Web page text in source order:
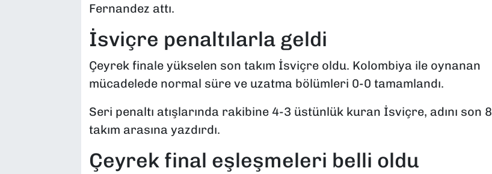
Fernandez attı.
İsviçre penaltılarla geldi
Çeyrek finale yükselen son takım İsviçre oldu. Kolombiya ile oynanan
mücadelede normal süre ve uzatma bölümleri 0-0 tamamlandı.
Seri penaltı atışlarında rakibine 4-3 üstünlük kuran İsviçre, adını son 8
takım arasına yazdırdı.
Çeyrek final eşleşmeleri belli oldu